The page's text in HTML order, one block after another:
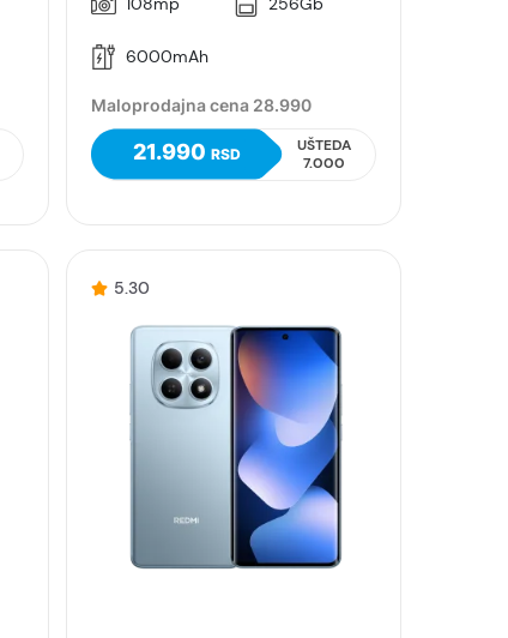
6000mAh
Maloprodajna cena 28.990
21.990RSD
UŠTEDA
7.000
5.30